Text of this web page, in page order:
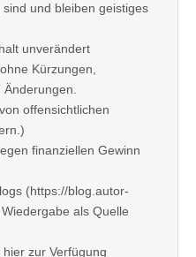
und bleiben geistiges
unverändert
Kürzungen,
offensichtlichen
finanziellen Gewinn
(https://blog.autor-
als Quelle
zur Verfügung